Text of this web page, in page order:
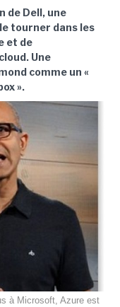
de Dell, une
tourner dans les
et de
Une
comme un «
».
à Microsoft, Azure est